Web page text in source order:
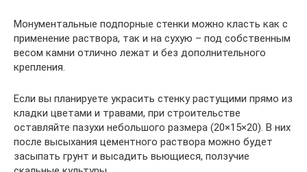
Монументальные подпорные стенки можно класть как с
применение раствора, так и на сухую – под собственным
весом камни отлично лежат и без дополнительного
крепления.
Если вы планируете украсить стенку растущими прямо из
кладки цветами и травами, при строительстве
оставляйте пазухи небольшого размера (20×15×20). В них
после высыхания цементного раствора можно будет
засыпать грунт и высадить вьющиеся, ползучие